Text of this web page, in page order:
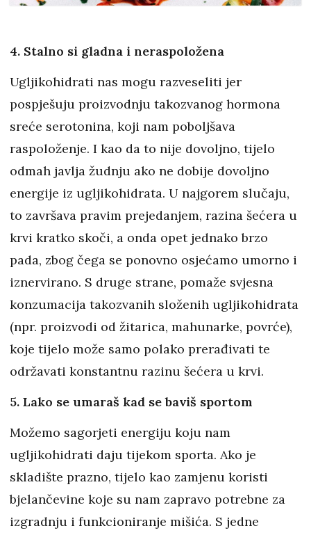
4. Stalno si gladna i neraspoložena
Ugljikohidrati nas mogu razveseliti jer
pospješuju proizvodnju takozvanog hormona
sreće serotonina, koji nam poboljšava
raspoloženje. I kao da to nije dovoljno, tijelo
odmah javlja žudnju ako ne dobije dovoljno
energije iz ugljikohidrata. U najgorem slučaju,
to završava pravim prejedanjem, razina šećera u
krvi kratko skoči, a onda opet jednako brzo
pada, zbog čega se ponovno osjećamo umorno i
iznervirano. S druge strane, pomaže svjesna
konzumacija takozvanih složenih ugljikohidrata
(npr. proizvodi od žitarica, mahunarke, povrće),
koje tijelo može samo polako prerađivati te
održavati konstantnu razinu šećera u krvi.
5. Lako se umaraš kad se baviš sportom
Možemo sagorjeti energiju koju nam
ugljikohidrati daju tijekom sporta. Ako je
skladište prazno, tijelo kao zamjenu koristi
bjelančevine koje su nam zapravo potrebne za
izgradnju i funkcioniranje mišića. S jedne